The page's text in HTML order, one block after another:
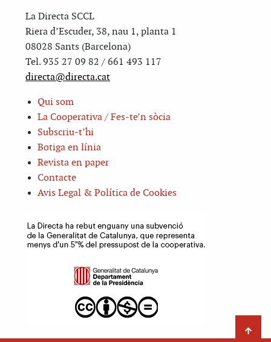
La Directa SCCL
Riera d’Escuder, 38, nau 1, planta 1
08028 Sants (Barcelona)
Tel. 935 27 09 82 / 661 493 117
directa@directa.cat
Qui som
La Cooperativa / Fes-te’n sòcia
Subscriu-t’hi
Botiga en línia
Revista en paper
Contacte
Avis Legal & Política de Cookies